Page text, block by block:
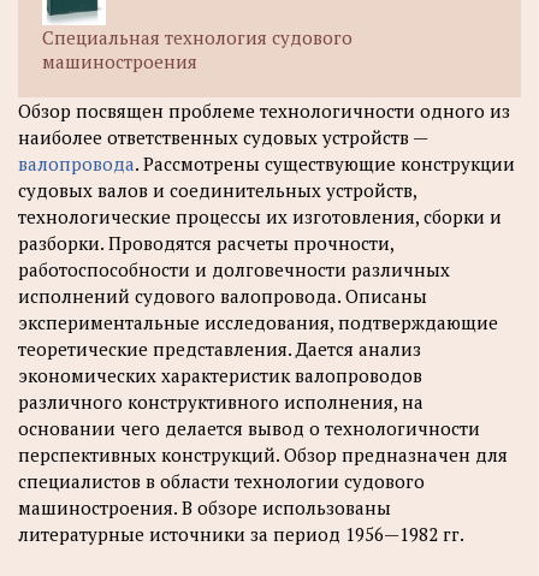
Специальная технология судового
машиностроения
Обзор посвящен проблеме технологичности одного из
наиболее ответственных судовых устройств —
валопровода. Рассмотрены существующие конструкции
судовых валов и соединительных устройств,
технологические процессы их изготовления, сборки и
разборки. Проводятся расчеты прочности,
работоспособности и долговечности различных
исполнений судового валопровода. Описаны
экспериментальные исследования, подтверждающие
теоретические представления. Дается анализ
экономических характеристик валопроводов
различного конструктивного исполнения, на
основании чего делается вывод о технологичности
перспективных конструкций. Обзор предназначен для
специалистов в области технологии судового
машиностроения. В обзоре использованы
литературные источники за период 1956—1982 гг.